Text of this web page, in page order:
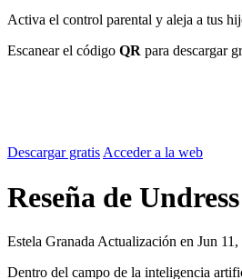
Activa el control parental y aleja a tus
Escanear el código QR para descargar
Descargar gratisAcceder a la web
Reseña de
Estela Granada Actualización en Jun 11,
Dentro del campo de la inteligencia